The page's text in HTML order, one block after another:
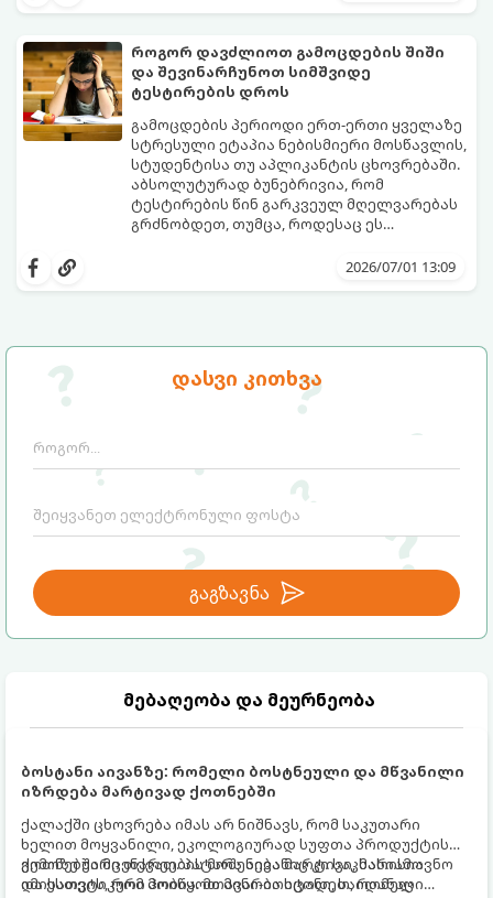
დასვი კითხვა
გაგზავნა
მებაღეობა და მეურნეობა
ბოსტანი აივანზე: რომელი ბოსტნეული და მწვანილი
იზრდება მარტივად ქოთნებში
ქალაქში ცხოვრება იმას არ ნიშნავს, რომ საკუთარი
ხელით მოყვანილი, ეკოლოგიურად სუფთა პროდუქტის
გემოზე უარი თქვათ. პატარა აივანიც კი საკმარისია
იმისათვის, რომ მოიწყოთ მინი-ბოსტანი, საიდანაც
ქოთნებში მცენარეების მოშენება მარტივი, სასიამოვნო
და ესთეტიკური ჰობია. მთავარია იცოდეთ, რომელი
მათ ყოველდღიურ ცხოვრებაში.
როგორ დავძლიოთ გამოცდების შიში
და შევინარჩუნოთ სიმშვიდე
ტესტირების დროს
გამოცდების პერიოდი ერთ-ერთი ყველაზე
სტრესული ეტაპია ნებისმიერი მოსწავლის,
სტუდენტისა თუ აპლიკანტის ცხოვრებაში.
აბსოლუტურად ბუნებრივია, რომ
ტესტირების წინ გარკვეულ მღელვარებას
გრძნობდეთ, თუმცა, როდესაც ეს
გადადის, ის ბლოკავს ტვინის რესურსებს.
„ბლექაუტის“ ეფექტი).
მხოლოდ ცოდნის ნაკლებობით არ არის
მეცნიერული ხრიკები, რომლებიც
ტესტირებისას მაქსიმალური
კონცენტრაციის შენარჩუნებაში.
როგორ დაამარცხოთ საგამოცდო
2026/07/01 13:09